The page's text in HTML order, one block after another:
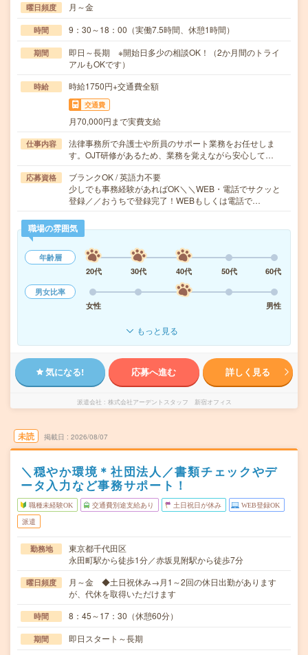
曜日頻度 月～金
時間 9：30～18：00（実働7.5時間、休憩1時間）
期間
即日～長期 ※開始日多少の相談OK！（2か月間のトライ
アルもOKです）
時給 時給1750円+交通費全額
交通費
月70,000円まで実費支給
仕事内容
法律事務所で弁護士や所員のサポート業務をお任せしま
す。OJT研修があるため、業務を覚えながら安心して…
応募資格
ブランクOK / 英語力不要
少しでも事務経験があればOK＼＼WEB・電話でサクッと
登録／／おうちで登録完了！WEBもしくは電話で…
職場の雰囲気
年齢層
20代
30代 40代 50代
60代
男女比率
女性
男性
もっと見る
気になる! 応募へ進む 詳しく見る
派遣会社 株式会社アーデントスタッフ 新宿オフィス
未読 掲載日 2026/08/07
＼穏やか環境＊社団法人／書類チェックやデ
ータ入力など事務サポート！
職種未経験OK 交通費別途支給あり 土日祝日が休み WEB登録OK
派遣
勤務地
東京都千代田区
永田町駅から徒歩1分／赤坂見附駅から徒歩7分
曜日頻度
月～金 ◆土日祝休み→月1～2回の休日出勤があります
が、代休を取得いただけます
時間 8：45～17：30（休憩60分）
期間 即日スタート～長期